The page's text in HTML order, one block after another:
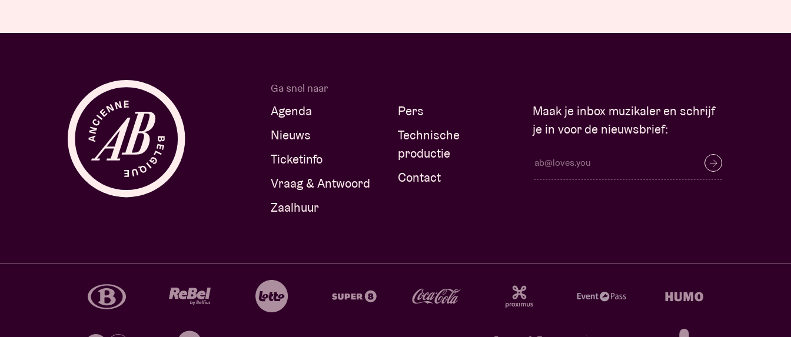
Ga snel naar
Agenda
Nieuws
Ticketinfo
Vraag & Antwoord
Zaalhuur
Pers
Technische
productie
Contact
Maak je inbox muzikaler en schrijf
je in voor de nieuwsbrief: